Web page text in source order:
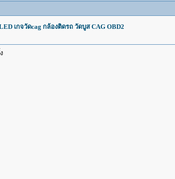
เกจวัดcag กล้องติดรถ วัดบูส CAG OBD2